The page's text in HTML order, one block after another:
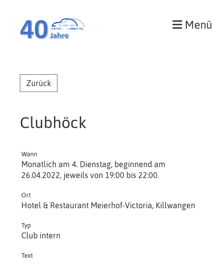
Menü
Zurück
Clubhöck
Wann
Monatlich am 4. Dienstag, beginnend am
26.04.2022, jeweils von 19:00 bis 22:00.
Ort
Hotel & Restaurant Meierhof-Victoria, Killwangen
Typ
Club intern
Text